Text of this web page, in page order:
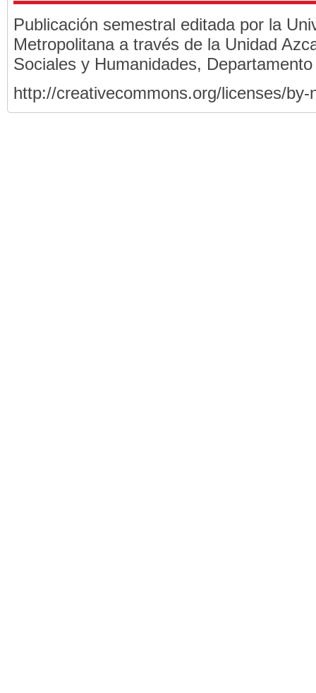
Publicación semestral editada por la
Metropolitana a través de la Unidad
Sociales y Humanidades,
http://creativecommons.org/licenses/by-